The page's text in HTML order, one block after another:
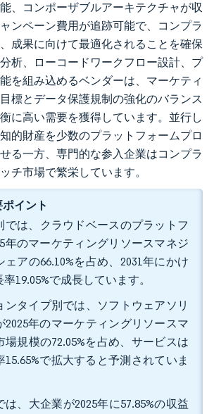
、コンポーザブルアーキテクチャが収
ンペーン費用が追跡可能で、コンプラ
成果に向けて最適化されることを確保
析、ローコードワークフロー設計、プ
を組み込めるベンダーは、マーケティ
標とデータ保護規制の強化のバランス
に高い需要を獲得しています。並行し
的財産を少数のプラットフォームプロ
る一方、専門的な参入企業はコンプラ
チ市場で繁栄しています。
イント
では、クラウドベースのプラットフ
年のマーケティングリソースマネジ
ェアの66.10%を占め、2031年にかけ
19.05%で成長しています。
ンタイプ別では、ソフトウェアソリ
2025年のマーケティングリソースマ
場規模の72.05%を占め、サービスは
で拡大すると予測されていま
、大企業が2025年に57.85%の収益